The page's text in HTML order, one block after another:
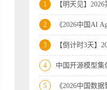
1 【明天见】
2 《2026中国AI
3 【倒计时3天】
4 中国开源模型集
5 《2026中国数